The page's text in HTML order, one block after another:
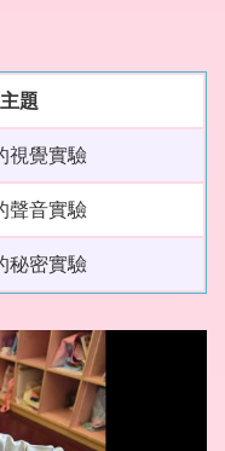
主題
視覺實驗
聲音實驗
秘密實驗